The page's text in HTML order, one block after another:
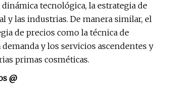
tecnológica, la estrategia de
y las industrias. De manera similar, el
de precios como la técnica de
y los servicios ascendentes y
primas cosméticas.
@